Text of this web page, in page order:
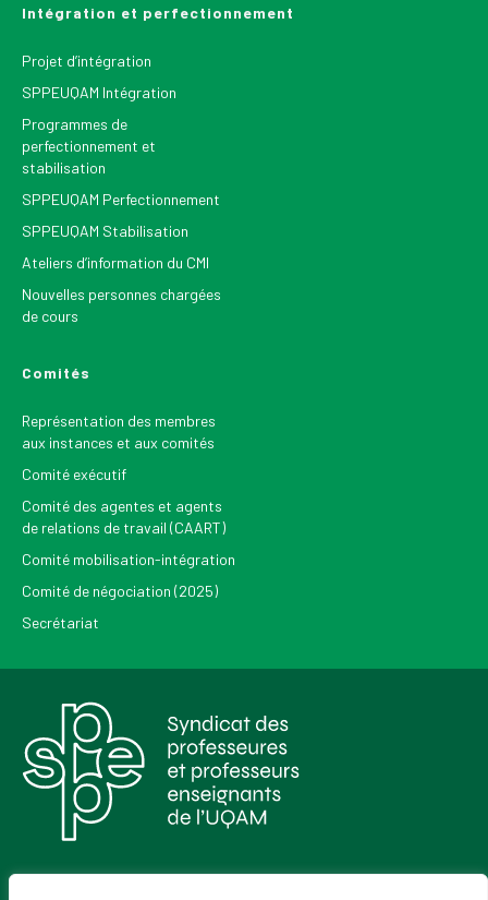
Intégration et perfectionnement
Projet d’intégration
SPPEUQAM Intégration
Programmes de
perfectionnement et
stabilisation
SPPEUQAM Perfectionnement
SPPEUQAM Stabilisation
Ateliers d’information du CMI
Nouvelles personnes chargées
de cours
Comités
Représentation des membres
aux instances et aux comités
Comité exécutif
Comité des agentes et agents
de relations de travail (CAART)
Comité mobilisation-intégration
Comité de négociation (2025)
Secrétariat